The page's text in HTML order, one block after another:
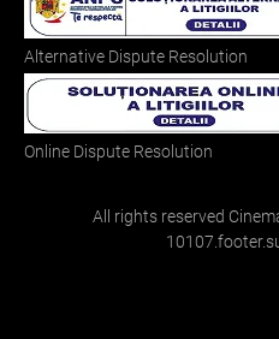
Alternative Dispute Resolution
Online Dispute Resolution
All rights reserved